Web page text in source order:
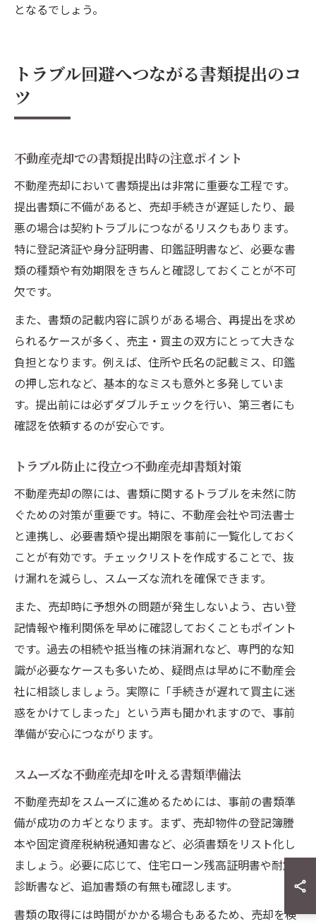
となるでしょう。
トラブル回避へつながる書類提出のコ
ツ
不動産売却での書類提出時の注意ポイント
不動産売却において書類提出は非常に重要な工程です。
提出書類に不備があると、売却手続きが遅延したり、最
悪の場合は契約トラブルにつながるリスクもあります。
特に登記済証や身分証明書、印鑑証明書など、必要な書
類の種類や有効期限をきちんと確認しておくことが不可
欠です。
また、書類の記載内容に誤りがある場合、再提出を求め
られるケースが多く、売主・買主の双方にとって大きな
負担となります。例えば、住所や氏名の記載ミス、印鑑
の押し忘れなど、基本的なミスも意外と多発していま
す。提出前には必ずダブルチェックを行い、第三者にも
確認を依頼するのが安心です。
トラブル防止に役立つ不動産売却書類対策
不動産売却の際には、書類に関するトラブルを未然に防
ぐための対策が重要です。特に、不動産会社や司法書士
と連携し、必要書類や提出期限を事前に一覧化しておく
ことが有効です。チェックリストを作成することで、抜
け漏れを減らし、スムーズな流れを確保できます。
また、売却時に予想外の問題が発生しないよう、古い登
記情報や権利関係を早めに確認しておくこともポイント
です。過去の相続や抵当権の抹消漏れなど、専門的な知
識が必要なケースも多いため、疑問点は早めに不動産会
社に相談しましょう。実際に「手続きが遅れて買主に迷
惑をかけてしまった」という声も聞かれますので、事前
準備が安心につながります。
スムーズな不動産売却を叶える書類準備法
不動産売却をスムーズに進めるためには、事前の書類準
備が成功のカギとなります。まず、売却物件の登記簿謄
本や固定資産税納税通知書など、必須書類をリスト化し
ましょう。必要に応じて、住宅ローン残高証明書や耐震
診断書など、追加書類の有無も確認します。
書類の取得には時間がかかる場合もあるため、売却を検